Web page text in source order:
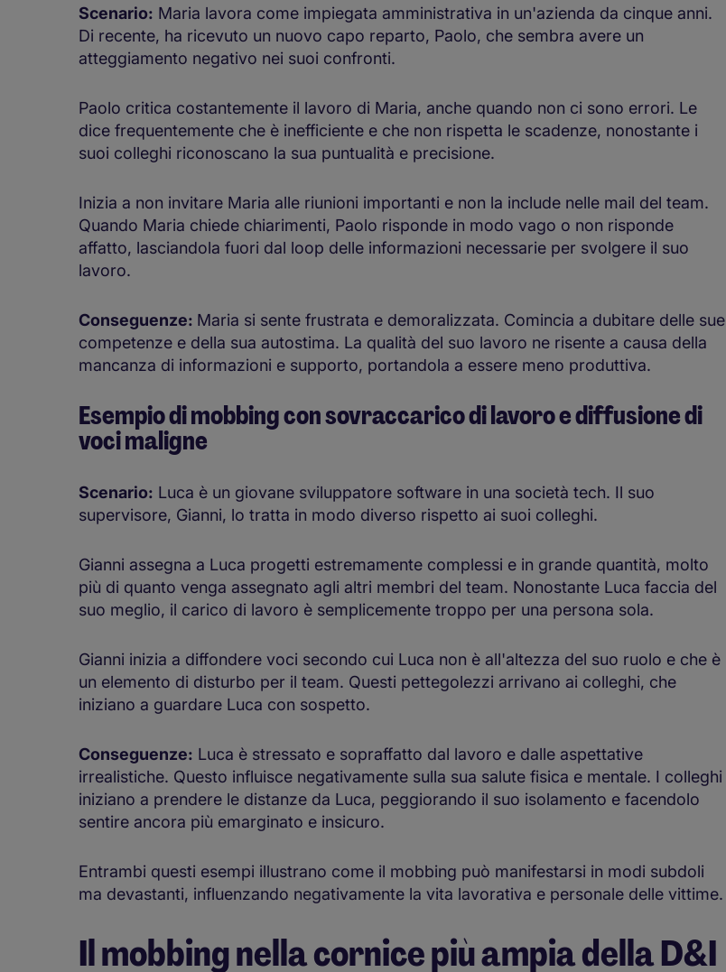
Scenario: Maria lavora come impiegata amministrativa in un'azienda da cinque anni.
Di recente, ha ricevuto un nuovo capo reparto, Paolo, che sembra avere un
atteggiamento negativo nei suoi confronti.
Paolo critica costantemente il lavoro di Maria, anche quando non ci sono errori. Le
dice frequentemente che è inefficiente e che non rispetta le scadenze, nonostante i
suoi colleghi riconoscano la sua puntualità e precisione.
Inizia a non invitare Maria alle riunioni importanti e non la include nelle mail del team.
Quando Maria chiede chiarimenti, Paolo risponde in modo vago o non risponde
affatto, lasciandola fuori dal loop delle informazioni necessarie per svolgere il suo
lavoro.
Conseguenze: Maria si sente frustrata e demoralizzata. Comincia a dubitare delle sue
competenze e della sua autostima. La qualità del suo lavoro ne risente a causa della
mancanza di informazioni e supporto, portandola a essere meno produttiva.
Esempio di mobbing con sovraccarico di lavoro e diffusione di
voci maligne
Scenario: Luca è un giovane sviluppatore software in una società tech. Il suo
supervisore, Gianni, lo tratta in modo diverso rispetto ai suoi colleghi.
Gianni assegna a Luca progetti estremamente complessi e in grande quantità, molto
più di quanto venga assegnato agli altri membri del team. Nonostante Luca faccia del
suo meglio, il carico di lavoro è semplicemente troppo per una persona sola.
Gianni inizia a diffondere voci secondo cui Luca non è all'altezza del suo ruolo e che è
un elemento di disturbo per il team. Questi pettegolezzi arrivano ai colleghi, che
iniziano a guardare Luca con sospetto.
Conseguenze: Luca è stressato e sopraffatto dal lavoro e dalle aspettative
irrealistiche. Questo influisce negativamente sulla sua salute fisica e mentale. I colleghi
iniziano a prendere le distanze da Luca, peggiorando il suo isolamento e facendolo
sentire ancora più emarginato e insicuro.
Entrambi questi esempi illustrano come il mobbing può manifestarsi in modi subdoli
ma devastanti, influenzando negativamente la vita lavorativa e personale delle vittime.
Il mobbing nella cornice più ampia della D&I